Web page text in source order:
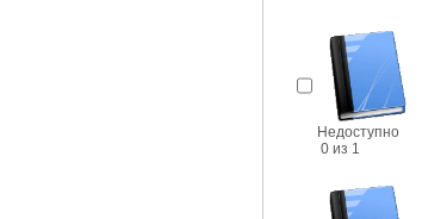
Недоступно
0 из 1